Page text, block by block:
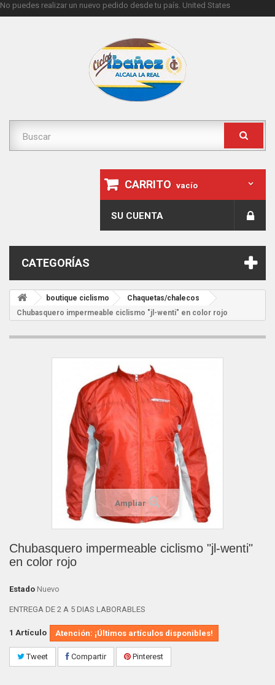
No puedes realizar un nuevo pedido desde tu país. United States
CARRITO vacío
SU CUENTA
CATEGORÍAS
boutique ciclismo
Chaquetas/chalecos
Chubasquero impermeable ciclismo "jl-wenti" en color rojo
Ampliar
Chubasquero impermeable ciclismo "jl-wenti"
en color rojo
Estado Nuevo
ENTREGA DE 2 A 5 DIAS LABORABLES
1 Artículo Atención: ¡Últimos artículos disponibles!
Tweet Compartir Pinterest